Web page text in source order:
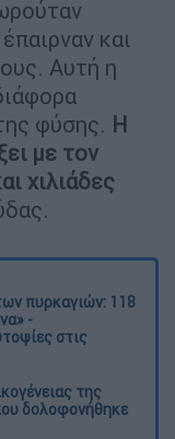
και
Αυτή η
φύσης. Η
με τον
χιλιάδες
πυρκαγιών: 118
-
στις
της
δολοφονήθηκε